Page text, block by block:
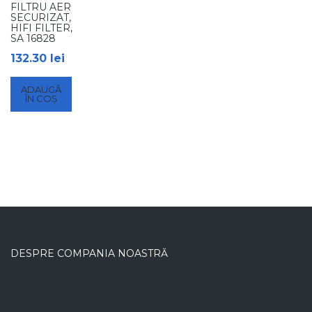
FILTRU AER
SECURIZAT,
HIFI FILTER,
SA 16828
132.30 lei
ADAUGĂ
ÎN COȘ
DESPRE COMPANIA NOASTRĂ